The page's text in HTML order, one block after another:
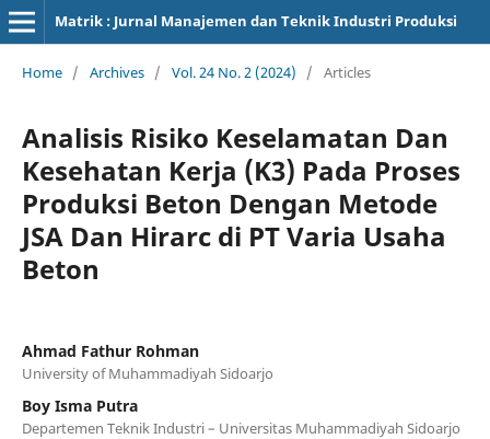
Matrik : Jurnal Manajemen dan Teknik Industri Produksi
Home / Archives / Vol. 24 No. 2 (2024) / Articles
Analisis Risiko Keselamatan Dan
Kesehatan Kerja (K3) Pada Proses
Produksi Beton Dengan Metode
JSA Dan Hirarc di PT Varia Usaha
Beton
Ahmad Fathur Rohman
University of Muhammadiyah Sidoarjo
Boy Isma Putra
Departemen Teknik Industri – Universitas Muhammadiyah Sidoarjo